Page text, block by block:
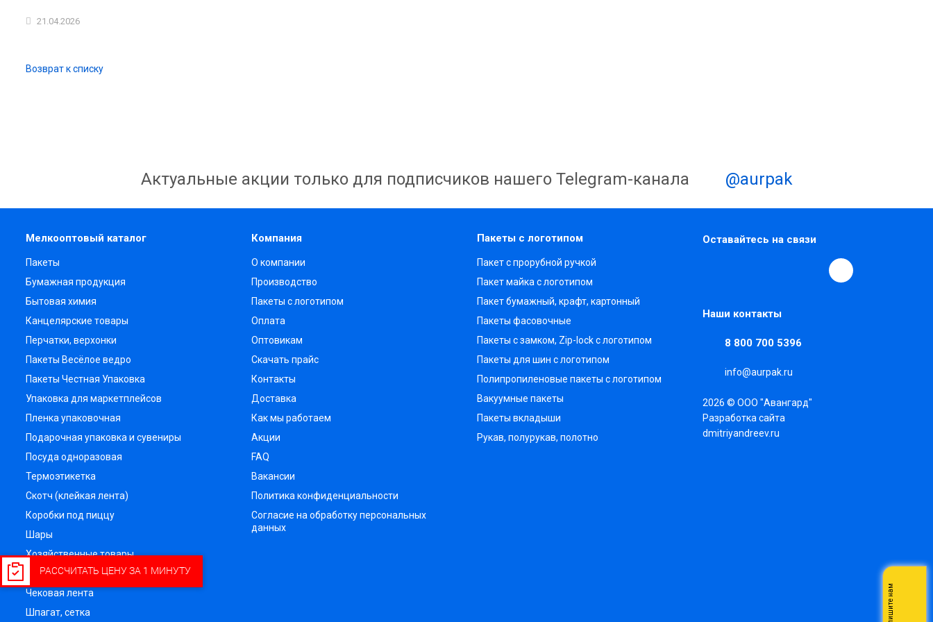
21.04.2026
Возврат к списку
Актуальные акции только для подписчиков нашего Telegram-канала @aurpak
Мелкооптовый каталог
Пакеты
Бумажная продукция
Бытовая химия
Канцелярские товары
Перчатки, верхонки
Пакеты Весёлое ведро
Пакеты Честная Упаковка
Упаковка для маркетплейсов
Пленка упаковочная
Подарочная упаковка и сувениры
Посуда одноразовая
Термоэтикетка
Скотч (клейкая лента)
Коробки под пиццу
Шары
Хозяйственные товары
Ценники
Чековая лента
Шпагат, сетка
Компания
О компании
Производство
Пакеты с логотипом
Оплата
Оптовикам
Скачать прайс
Контакты
Доставка
Как мы работаем
Акции
FAQ
Вакансии
Политика конфиденциальности
Согласие на обработку персональных
данных
Пакеты с логотипом
Пакет с прорубной ручкой
Пакет майка с логотипом
Пакет бумажный, крафт, картонный
Пакеты фасовочные
Пакеты с замком, Zip-lock с логотипом
Пакеты для шин с логотипом
Полипропиленовые пакеты с логотипом
Вакуумные пакеты
Пакеты вкладыши
Рукав, полурукав, полотно
Оставайтесь на связи
Наши контакты
8 800 700 5396
info@aurpak.ru
2026 © ООО "Авангард"
Разработка сайта
dmitriyandreev.ru
Напишите нам
РАССЧИТАТЬ ЦЕНУ ЗА 1 МИНУТУ